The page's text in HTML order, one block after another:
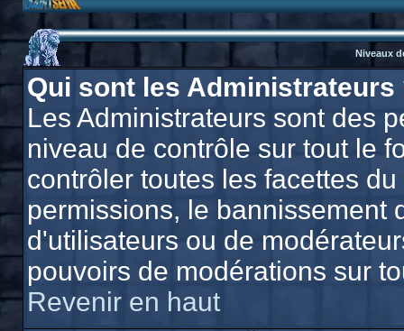
Niveaux
Qui sont les Administrateurs
Les Administrateurs sont des
niveau de contrôle sur tout le
contrôler toutes les facettes
permissions, le bannissement
d'utilisateurs ou de
pouvoirs de modérations sur
Revenir en haut